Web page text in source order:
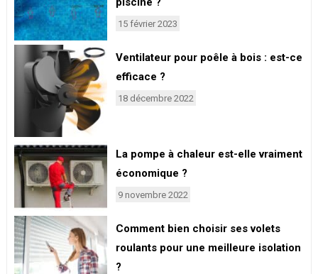
15 février 2023
Ventilateur pour poêle à bois : est-ce
efficace ?
18 décembre 2022
La pompe à chaleur est-elle vraiment
économique ?
9 novembre 2022
Comment bien choisir ses volets
roulants pour une meilleure isolation
?